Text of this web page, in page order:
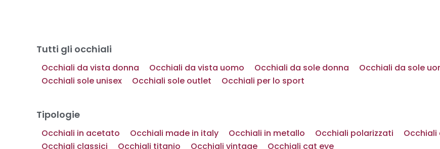
Tutti gli occhiali
Occhiali da vista donna Occhiali da vista uomo Occhiali da sole donna Occhiali da sole
Occhiali sole unisex
Occhiali sole outlet Occhiali per lo sport
Tipologie
Occhiali in acetato Occhiali made in italy Occhiali in metallo Occhiali polarizzati
Occhiali classici
Occhiali titanio Occhiali vintage Occhiali cat eye